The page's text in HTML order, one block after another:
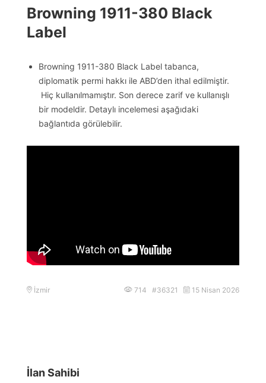
Browning 1911-380 Black
Label
Browning 1911-380 Black Label tabanca,
diplomatik permi hakkı ile ABD’den ithal edilmiştir.
Hiç kullanılmamıştır. Son derece zarif ve kullanışlı
bir modeldir. Detaylı incelemesi aşağıdaki
bağlantıda görülebilir.
İzmir 714 #36321 15 Nisan 2026
İlan Sahibi